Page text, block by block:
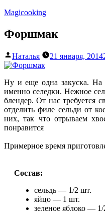
Перейти
содержимому
Magicooking
Форшмак
Написано
автором
Наталья 21 января, 2014
Ну и еще одна закуска. На
именно селедки. Нежное
блендер. От нас требуется
отделить филе сельди от
них, так что отрываем
понравится
Примерное время
Состав:
сельдь — 1/2 шт.
яйцо — 1 шт.
зеленое яблоко —